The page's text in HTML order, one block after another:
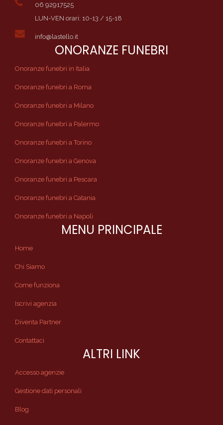
06 92917525
LUN-VEN orari: 10-13 / 15-18
info@lastello.it
ONORANZE FUNEBRI
Onoranze funebri in Italia
Onoranze funebri a Roma
Onoranze funebri a Milano
Onoranze funebri a Palermo
Onoranze funebri a Torino
Onoranze funebri a Genova
Onoranze funebri a Pescara
Onoranze funebri a Catania
Onoranze funebri a Napoli
MENU PRINCIPALE
Home
Chi Siamo
Come funziona
Iscrivi agenzia
Diventa Partner
Contattaci
ALTRI LINK
Accesso agenzie
Gestione dati personali
Blog